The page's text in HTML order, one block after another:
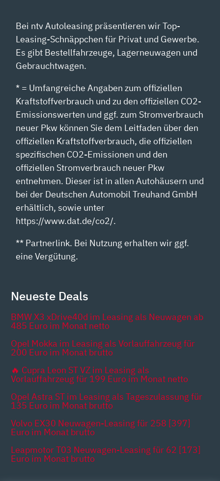
Bei ntv Autoleasing präsentieren wir Top-
Leasing-Schnäppchen für Privat und Gewerbe.
Es gibt Bestellfahrzeuge, Lagerneuwagen und
Gebrauchtwagen.
* = Umfangreiche Angaben zum offiziellen
Kraftstoffverbrauch und zu den offiziellen CO2-
Emissionswerten und ggf. zum Stromverbrauch
neuer Pkw können Sie dem Leitfaden über den
offiziellen Kraftstoffverbrauch, die offiziellen
spezifischen CO2-Emissionen und den
offiziellen Stromverbrauch neuer Pkw
entnehmen. Dieser ist in allen Autohäusern und
bei der Deutschen Automobil Treuhand GmbH
erhältlich, sowie unter
https://www.dat.de/co2/.
** Partnerlink. Bei Nutzung erhalten wir ggf.
eine Vergütung.
Neueste Deals
BMW X3 xDrive40d im Leasing als Neuwagen ab
485 Euro im Monat netto
Opel Mokka im Leasing als Vorlauffahrzeug für
200 Euro im Monat brutto
🔥 Cupra Leon ST VZ im Leasing als
Vorlauffahrzeug für 199 Euro im Monat netto
Opel Astra ST im Leasing als Tageszulassung für
135 Euro im Monat brutto
Volvo EX30 Neuwagen-Leasing für 258 [397]
Euro im Monat brutto
Leapmotor T03 Neuwagen-Leasing für 62 [173]
Euro im Monat brutto